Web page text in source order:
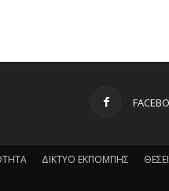
ΔΙΚΤΥΟ ΕΚΠΟΜΠΗΣ